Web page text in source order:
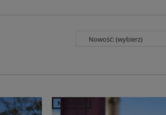
Nowość: (wybierz)
NOWOŚĆ